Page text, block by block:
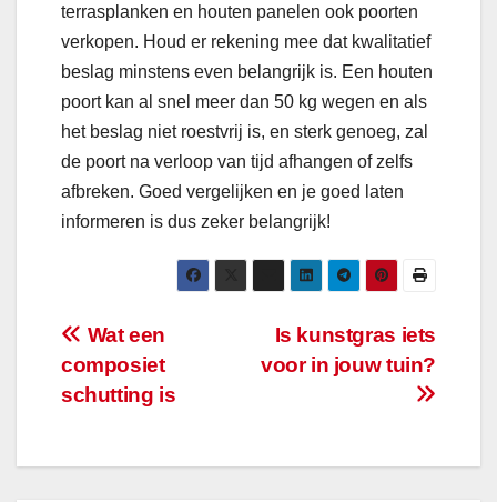
terrasplanken en houten panelen ook poorten
verkopen. Houd er rekening mee dat kwalitatief
beslag minstens even belangrijk is. Een houten
poort kan al snel meer dan 50 kg wegen en als
het beslag niet roestvrij is, en sterk genoeg, zal
de poort na verloop van tijd afhangen of zelfs
afbreken. Goed vergelijken en je goed laten
informeren is dus zeker belangrijk!
Bericht
navigatie
Is kunstgras iets
voor in jouw tuin?
Wat een
composiet
schutting is